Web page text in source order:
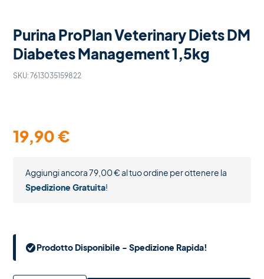
Purina ProPlan Veterinary Diets DM
Diabetes Management 1,5kg
SKU:7613035159822
19,90€
Aggiungi ancora79,00€al tuo ordine per ottenere la
Spedizione Gratuita!
Prodotto Disponibile - Spedizione Rapida!